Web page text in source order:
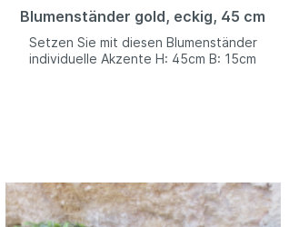
Blumenständer gold, eckig, 45 cm
Setzen Sie mit diesen Blumenständer
individuelle Akzente H: 45cm B: 15cm